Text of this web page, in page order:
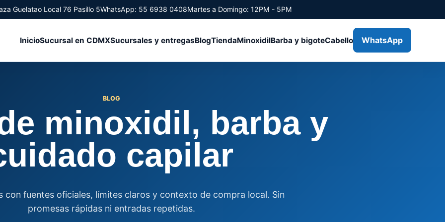
Guelatao Local 76 Pasillo 5WhatsApp: 55 6938 0408Martes a Domingo: 12PM - 5PM
InicioSucursal en CDMXSucursales y entregasBlogTiendaMinoxidilBarba y bigoteCabello WhatsApp
BLOG
minoxidil, barba y
capilar
con fuentes oficiales, límites claros y contexto de compra local. Sin
promesas rápidas ni entradas repetidas.